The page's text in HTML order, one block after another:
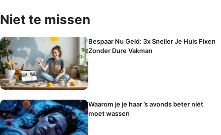
Niet te missen
Bespaar Nu Geld: 3x Sneller Je Huis Fixen
Zonder Dure Vakman
Waarom je je haar ’s avonds beter níét
moet wassen